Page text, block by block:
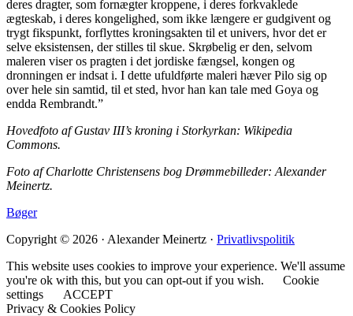
deres dragter, som fornægter kroppene, i deres forkvaklede
ægteskab, i deres kongelighed, som ikke længere er gudgivent og
trygt fikspunkt, forflyttes kroningsakten til et univers, hvor det er
selve eksistensen, der stilles til skue. Skrøbelig er den, selvom
maleren viser os pragten i det jordiske fængsel, kongen og
dronningen er indsat i. I dette ufuldførte maleri hæver Pilo sig op
over hele sin samtid, til et sted, hvor han kan tale med Goya og
endda Rembrandt.”
Hovedfoto af Gustav III’s kroning i Storkyrkan: Wikipedia
Commons.
Foto af Charlotte Christensens bog Drømmebilleder: Alexander
Meinertz.
Bøger
Copyright © 2026 · Alexander Meinertz · Privatlivspolitik
This website uses cookies to improve your experience. We'll assume
you're ok with this, but you can opt-out if you wish.
Cookie
settings
ACCEPT
Privacy & Cookies Policy